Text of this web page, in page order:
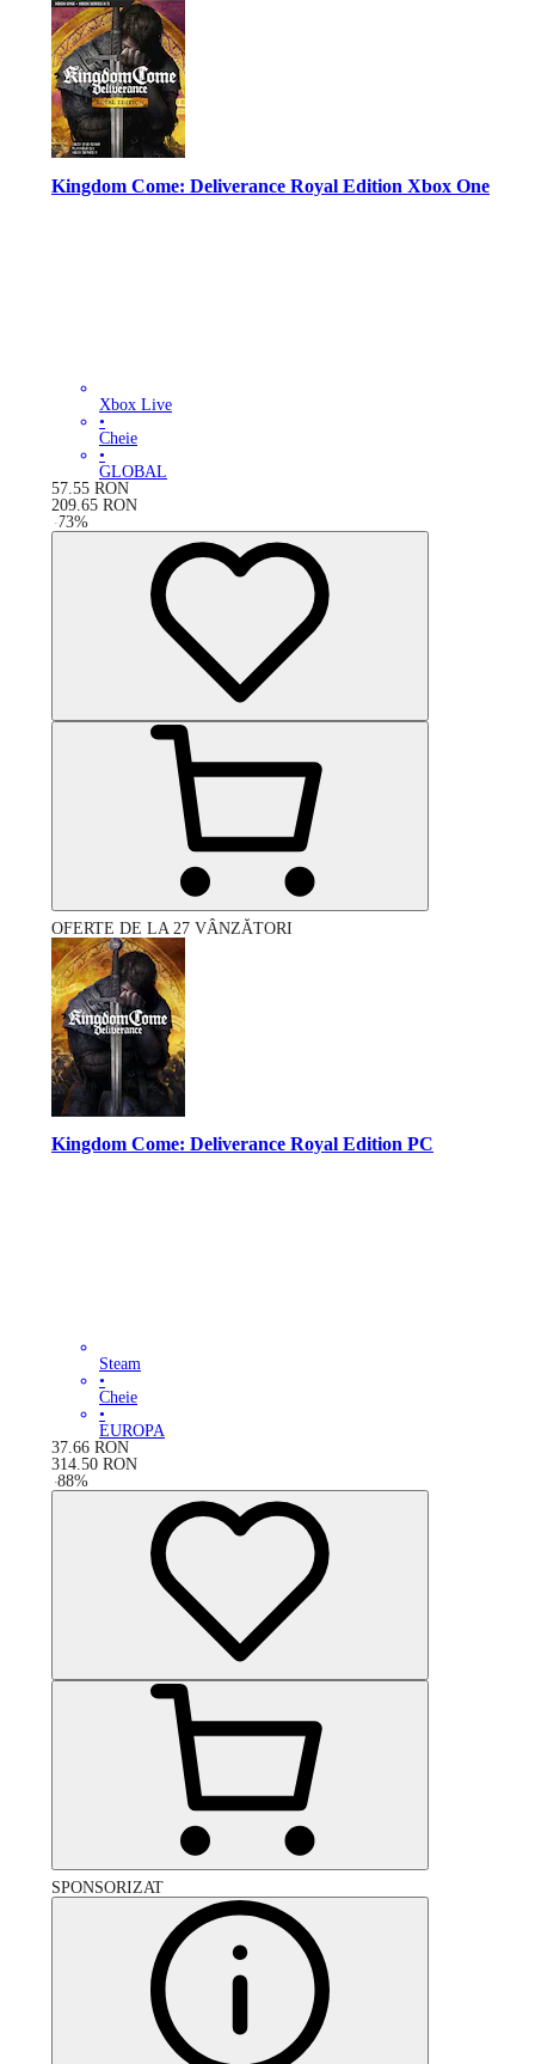
Kingdom Come: Deliverance Royal Edition Xbox One
Xbox Live
•
Cheie
•
GLOBAL
57.55 RON
209.65 RON
-73%
OFERTE DE LA 27 VÂNZĂTORI
Kingdom Come: Deliverance Royal Edition PC
Steam
•
Cheie
•
EUROPA
37.66 RON
314.50 RON
-88%
SPONSORIZAT